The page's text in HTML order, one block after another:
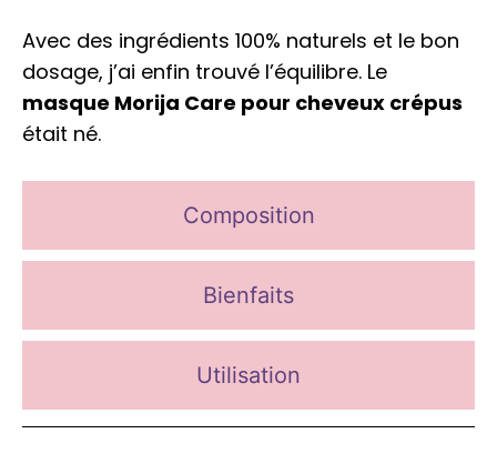
Composition
Bienfaits
Utilisation
Avec des ingrédients 100% naturels et le bon
dosage, j’ai enfin trouvé l’équilibre. Le
masque Morija Care pour cheveux crépus
était né.